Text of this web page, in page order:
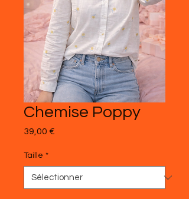
Chemise Poppy
39,00 €
Taille *